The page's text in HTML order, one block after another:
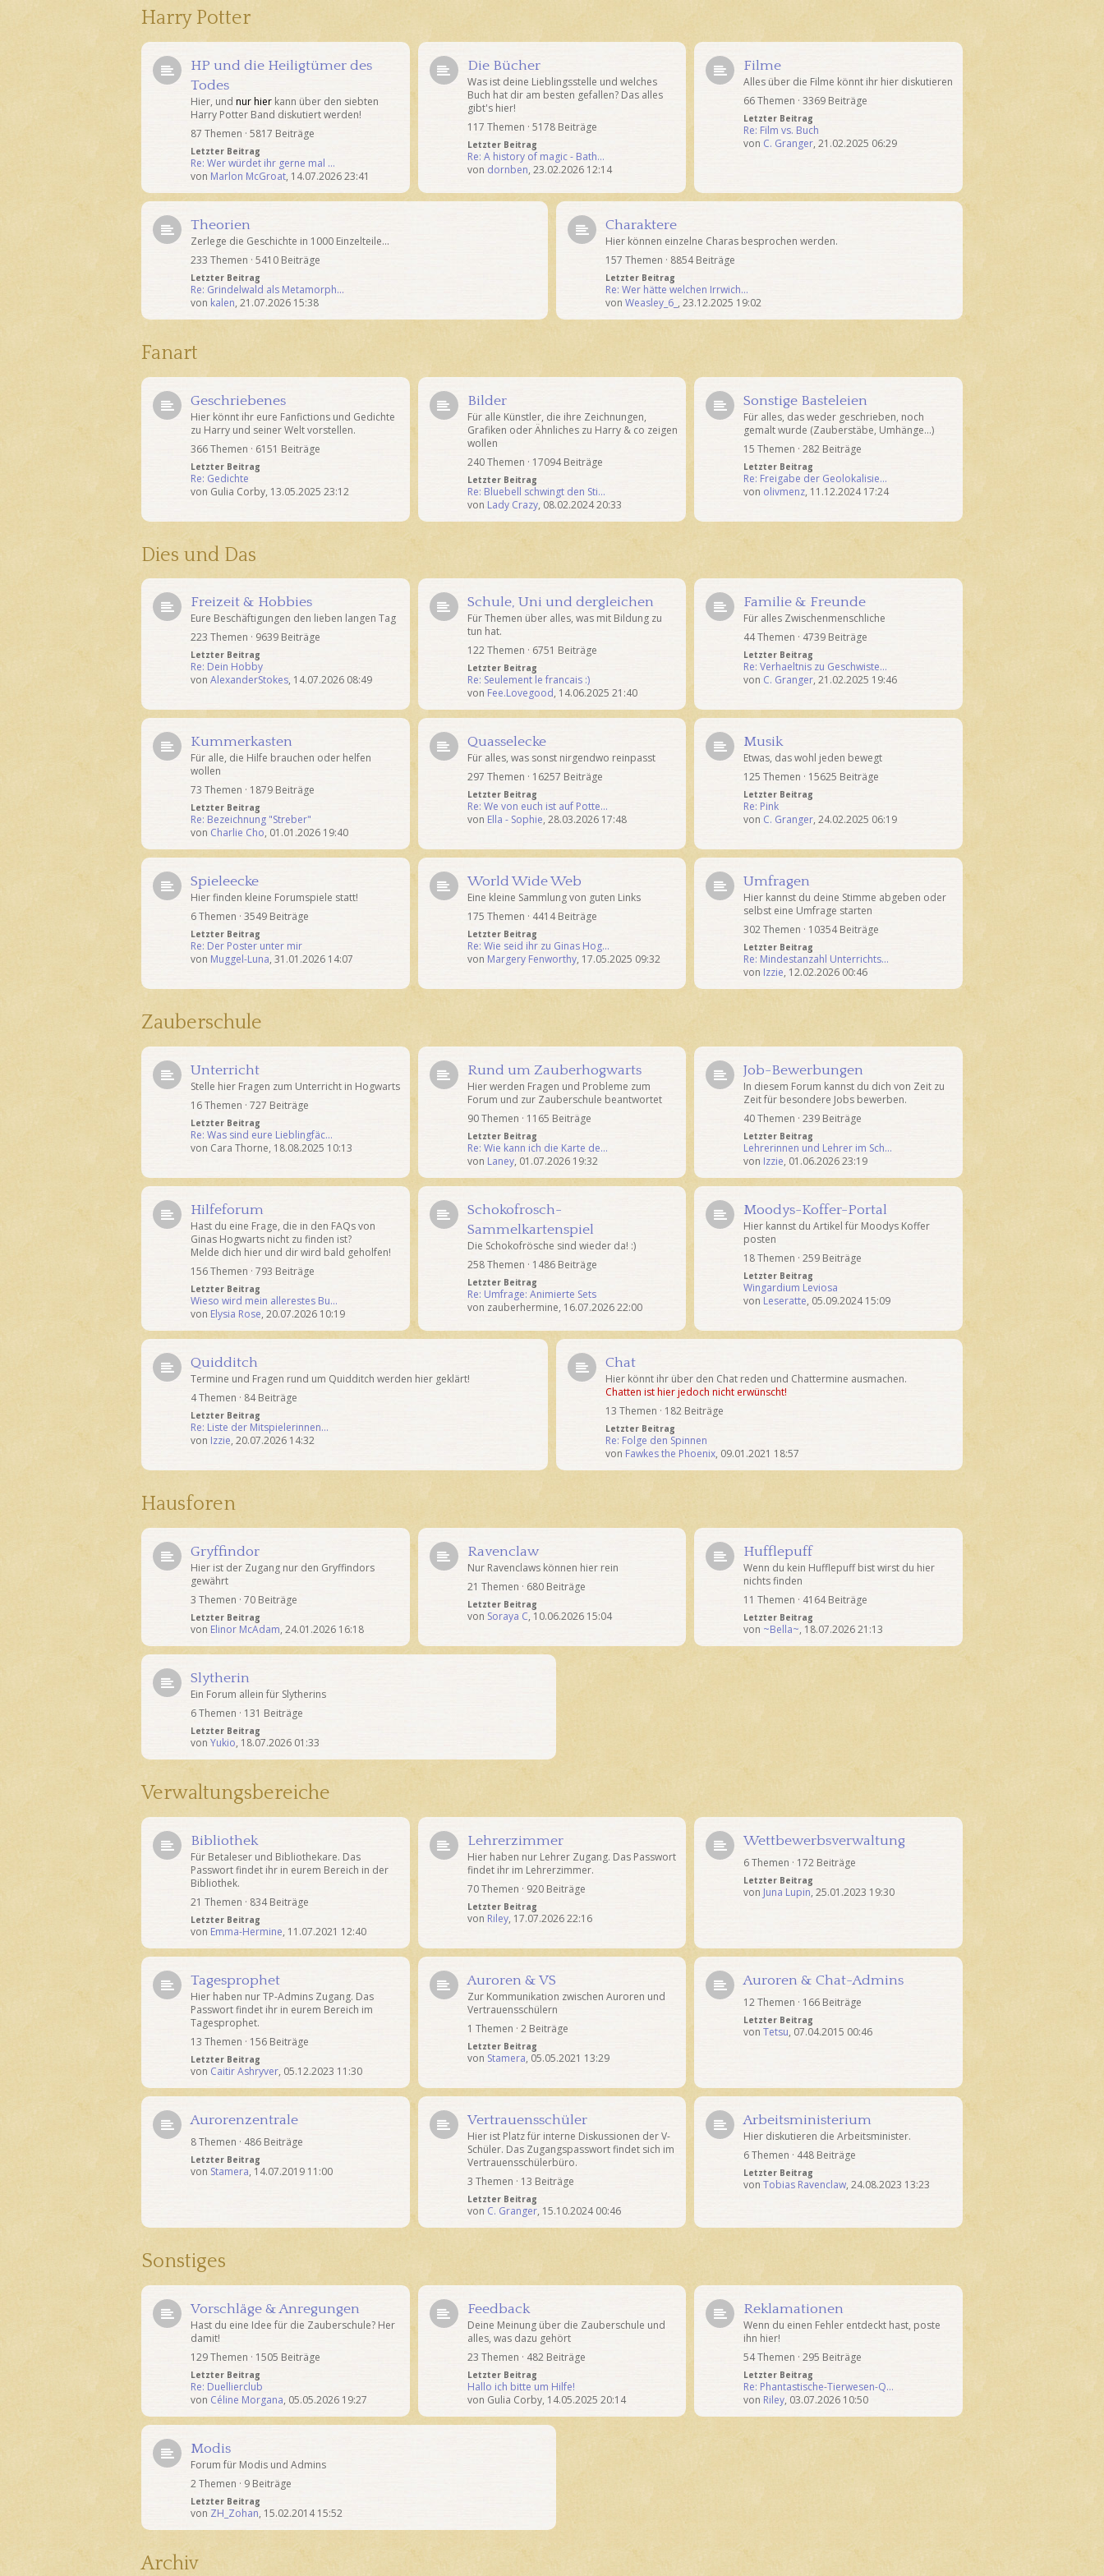
Harry Potter
HP und die Heiligtümer des
Todes
Hier, und nur hier kann über den siebten
Harry Potter Band diskutiert werden!
87 Themen · 5817 Beiträge
Letzter Beitrag
Re: Wer würdet ihr gerne mal …
von Marlon McGroat, 14.07.2026 23:41
Die Bücher
Was ist deine Lieblingsstelle und welches
Buch hat dir am besten gefallen? Das alles
gibt's hier!
117 Themen · 5178 Beiträge
Letzter Beitrag
Re: A history of magic - Bath…
von dornben, 23.02.2026 12:14
Filme
Alles über die Filme könnt ihr hier diskutieren
66 Themen · 3369 Beiträge
Letzter Beitrag
Re: Film vs. Buch
von C. Granger,21.02.2025 06:29
Theorien
Zerlege die Geschichte in 1000 Einzelteile...
233 Themen · 5410 Beiträge
Letzter Beitrag
Re: Grindelwald als Metamorph…
von kalen, 21.07.2026 15:38
Charaktere
Hier können einzelne Charas besprochen werden.
157 Themen · 8854 Beiträge
Letzter Beitrag
Re: Wer hätte welchen Irrwich…
von Weasley_6_ , 23.12.2025 19:02
Fanart
Geschriebenes
Hier könnt ihr eure Fanfictions und Gedichte
zu Harry und seiner Welt vorstellen.
366 Themen · 6151 Beiträge
Letzter Beitrag
Re: Gedichte
von Gulia Corby, 13.05.2025 23:12
Bilder
Für alle Künstler, die ihre Zeichnungen,
Grafiken oder Ähnliches zu Harry & co zeigen
wollen
240 Themen · 17094 Beiträge
Letzter Beitrag
Re: Bluebell schwingt den Sti…
von Lady Crazy, 08.02.2024 20:33
Sonstige Basteleien
Für alles, das weder geschrieben, noch
gemalt wurde (Zauberstäbe, Umhänge...)
15 Themen · 282 Beiträge
Letzter Beitrag
Re: Freigabe der Geolokalisie…
von olivmenz, 11.12.2024 17:24
Dies und Das
Freizeit & Hobbies
Eure Beschäftigungen den lieben langen Tag
223 Themen · 9639 Beiträge
Letzter Beitrag
Re: Dein Hobby
von AlexanderStokes, 14.07.2026 08:49
Schule, Uni und dergleichen
Für Themen über alles, was mit Bildung zu
tun hat.
122 Themen · 6751 Beiträge
Letzter Beitrag
Re: Seulement le francais :)
von Fee.Lovegood, 14.06.2025 21:40
Familie & Freunde
Für alles Zwischenmenschliche
44 Themen · 4739 Beiträge
Letzter Beitrag
Re: Verhaeltnis zu Geschwiste…
von C. Granger,21.02.2025 19:46
Kummerkasten
Für alle, die Hilfe brauchen oder helfen
wollen
73 Themen · 1879 Beiträge
Letzter Beitrag
Re: Bezeichnung "Streber"
von Charlie Cho, 01.01.2026 19:40
Quasselecke
Für alles, was sonst nirgendwo reinpasst
297 Themen · 16257 Beiträge
Letzter Beitrag
Re: We von euch ist auf Potte…
von Ella - Sophie, 28.03.2026 17:48
Musik
Etwas, das wohl jeden bewegt
125 Themen · 15625 Beiträge
Letzter Beitrag
Re: Pink
von C. Granger,24.02.2025 06:19
Spieleecke
Hier finden kleine Forumspiele statt!
6 Themen · 3549 Beiträge
Letzter Beitrag
Re: Der Poster unter mir
von Muggel-Luna, 31.01.2026 14:07
World Wide Web
Eine kleine Sammlung von guten Links
175 Themen · 4414 Beiträge
Letzter Beitrag
Re: Wie seid ihr zu Ginas Hog…
von Margery Fenworthy, 17.05.2025 09:32
Umfragen
Hier kannst du deine Stimme abgeben oder
selbst eine Umfrage starten
302 Themen · 10354 Beiträge
Letzter Beitrag
Re: Mindestanzahl Unterrichts…
von Izzie, 12.02.2026 00:46
Zauberschule
Unterricht
Stelle hier Fragen zum Unterricht in Hogwarts
16 Themen · 727 Beiträge
Letzter Beitrag
Re: Was sind eure Lieblingfäc…
von Cara Thorne, 18.08.2025 10:13
Rund um Zauberhogwarts
Hier werden Fragen und Probleme zum
Forum und zur Zauberschule beantwortet
90 Themen · 1165 Beiträge
Letzter Beitrag
Re: Wie kann ich die Karte de…
von Laney, 01.07.2026 19:32
Job-Bewerbungen
In diesem Forum kannst du dich von Zeit zu
Zeit für besondere Jobs bewerben.
40 Themen · 239 Beiträge
Letzter Beitrag
Lehrerinnen und Lehrer im Sch…
von Izzie, 01.06.2026 23:19
Hilfeforum
Hast du eine Frage, die in den FAQs von
Ginas Hogwarts nicht zu finden ist?
Melde dich hier und dir wird bald geholfen!
156 Themen · 793 Beiträge
Letzter Beitrag
Wieso wird mein allerestes Bu…
von Elysia Rose, 20.07.2026 10:19
Schokofrosch-
Sammelkartenspiel
Die Schokofrösche sind wieder da! :)
258 Themen · 1486 Beiträge
Letzter Beitrag
Re: Umfrage: Animierte Sets
von zauberhermine, 16.07.2026 22:00
Moodys-Koffer-Portal
Hier kannst du Artikel für Moodys Koffer
posten
18 Themen · 259 Beiträge
Letzter Beitrag
Wingardium Leviosa
von Leseratte, 05.09.2024 15:09
Quidditch
Termine und Fragen rund um Quidditch werden hier geklärt!
4 Themen · 84 Beiträge
Letzter Beitrag
Re: Liste der Mitspielerinnen…
von Izzie, 20.07.2026 14:32
Chat
Hier könnt ihr über den Chat reden und Chattermine ausmachen.
Chatten ist hier jedoch nicht erwünscht!
13 Themen · 182 Beiträge
Letzter Beitrag
Re: Folge den Spinnen
von Fawkes the Phoenix, 09.01.2021 18:57
Hausforen
Gryffindor
Hier ist der Zugang nur den Gryffindors
gewährt
3 Themen · 70 Beiträge
Letzter Beitrag
von Elinor McAdam, 24.01.2026 16:18
Ravenclaw
Nur Ravenclaws können hier rein
21 Themen · 680 Beiträge
Letzter Beitrag
von Soraya C, 10.06.2026 15:04
Hufflepuff
Wenn du kein Hufflepuff bist wirst du hier
nichts finden
11 Themen · 4164 Beiträge
Letzter Beitrag
von ~Bella~, 18.07.2026 21:13
Slytherin
Ein Forum allein für Slytherins
6 Themen · 131 Beiträge
Letzter Beitrag
von Yukio, 18.07.2026 01:33
Verwaltungsbereiche
Bibliothek
Für Betaleser und Bibliothekare. Das
Passwort findet ihr in eurem Bereich in der
Bibliothek.
21 Themen · 834 Beiträge
Letzter Beitrag
von Emma-Hermine, 11.07.2021 12:40
Lehrerzimmer
Hier haben nur Lehrer Zugang. Das Passwort
findet ihr im Lehrerzimmer.
70 Themen · 920 Beiträge
Letzter Beitrag
von Riley, 17.07.2026 22:16
Wettbewerbsverwaltung
6 Themen · 172 Beiträge
Letzter Beitrag
von Juna Lupin,25.01.2023 19:30
Tagesprophet
Hier haben nur TP-Admins Zugang. Das
Passwort findet ihr in eurem Bereich im
Tagesprophet.
13 Themen · 156 Beiträge
Letzter Beitrag
von Caitir Ashryver, 05.12.2023 11:30
Auroren & VS
Zur Kommunikation zwischen Auroren und
Vertrauensschülern
1 Themen · 2 Beiträge
Letzter Beitrag
von Stamera, 05.05.2021 13:29
Auroren & Chat-Admins
12 Themen · 166 Beiträge
Letzter Beitrag
vonTetsu, 07.04.2015 00:46
Aurorenzentrale
8 Themen · 486 Beiträge
Letzter Beitrag
von Stamera, 14.07.2019 11:00
Vertrauensschüler
Hier ist Platz für interne Diskussionen der V-
Schüler. Das Zugangspasswort findet sich im
Vertrauensschülerbüro.
3 Themen · 13 Beiträge
Letzter Beitrag
von C. Granger, 15.10.2024 00:46
Arbeitsministerium
Hier diskutieren die Arbeitsminister.
6 Themen · 448 Beiträge
Letzter Beitrag
vonTobias Ravenclaw,24.08.2023 13:23
Sonstiges
Vorschläge & Anregungen
Hast du eine Idee für die Zauberschule? Her
damit!
129 Themen · 1505 Beiträge
Letzter Beitrag
Re: Duellierclub
von Céline Morgana, 05.05.2026 19:27
Feedback
Deine Meinung über die Zauberschule und
alles, was dazu gehört
23 Themen · 482 Beiträge
Letzter Beitrag
Hallo ich bitte um Hilfe!
von Gulia Corby, 14.05.2025 20:14
Reklamationen
Wenn du einen Fehler entdeckt hast, poste
ihn hier!
54 Themen · 295 Beiträge
Letzter Beitrag
Re: Phantastische-Tierwesen-Q…
von Riley, 03.07.2026 10:50
Modis
Forum für Modis und Admins
2 Themen · 9 Beiträge
Letzter Beitrag
von ZH_Zohan, 15.02.2014 15:52
Archiv